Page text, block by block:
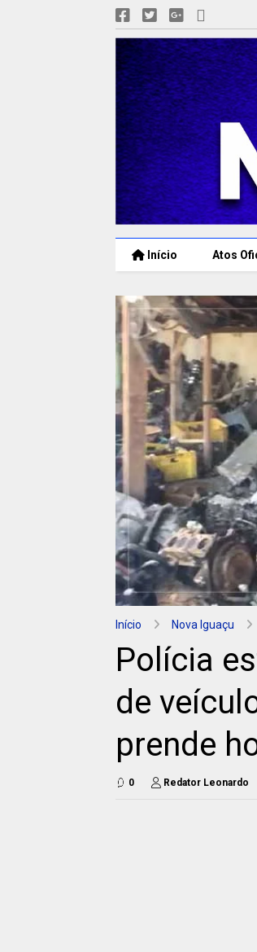
Início Atos
Início Nova Iguaçu
Polícia
de
prende
0 Redator Leonardo